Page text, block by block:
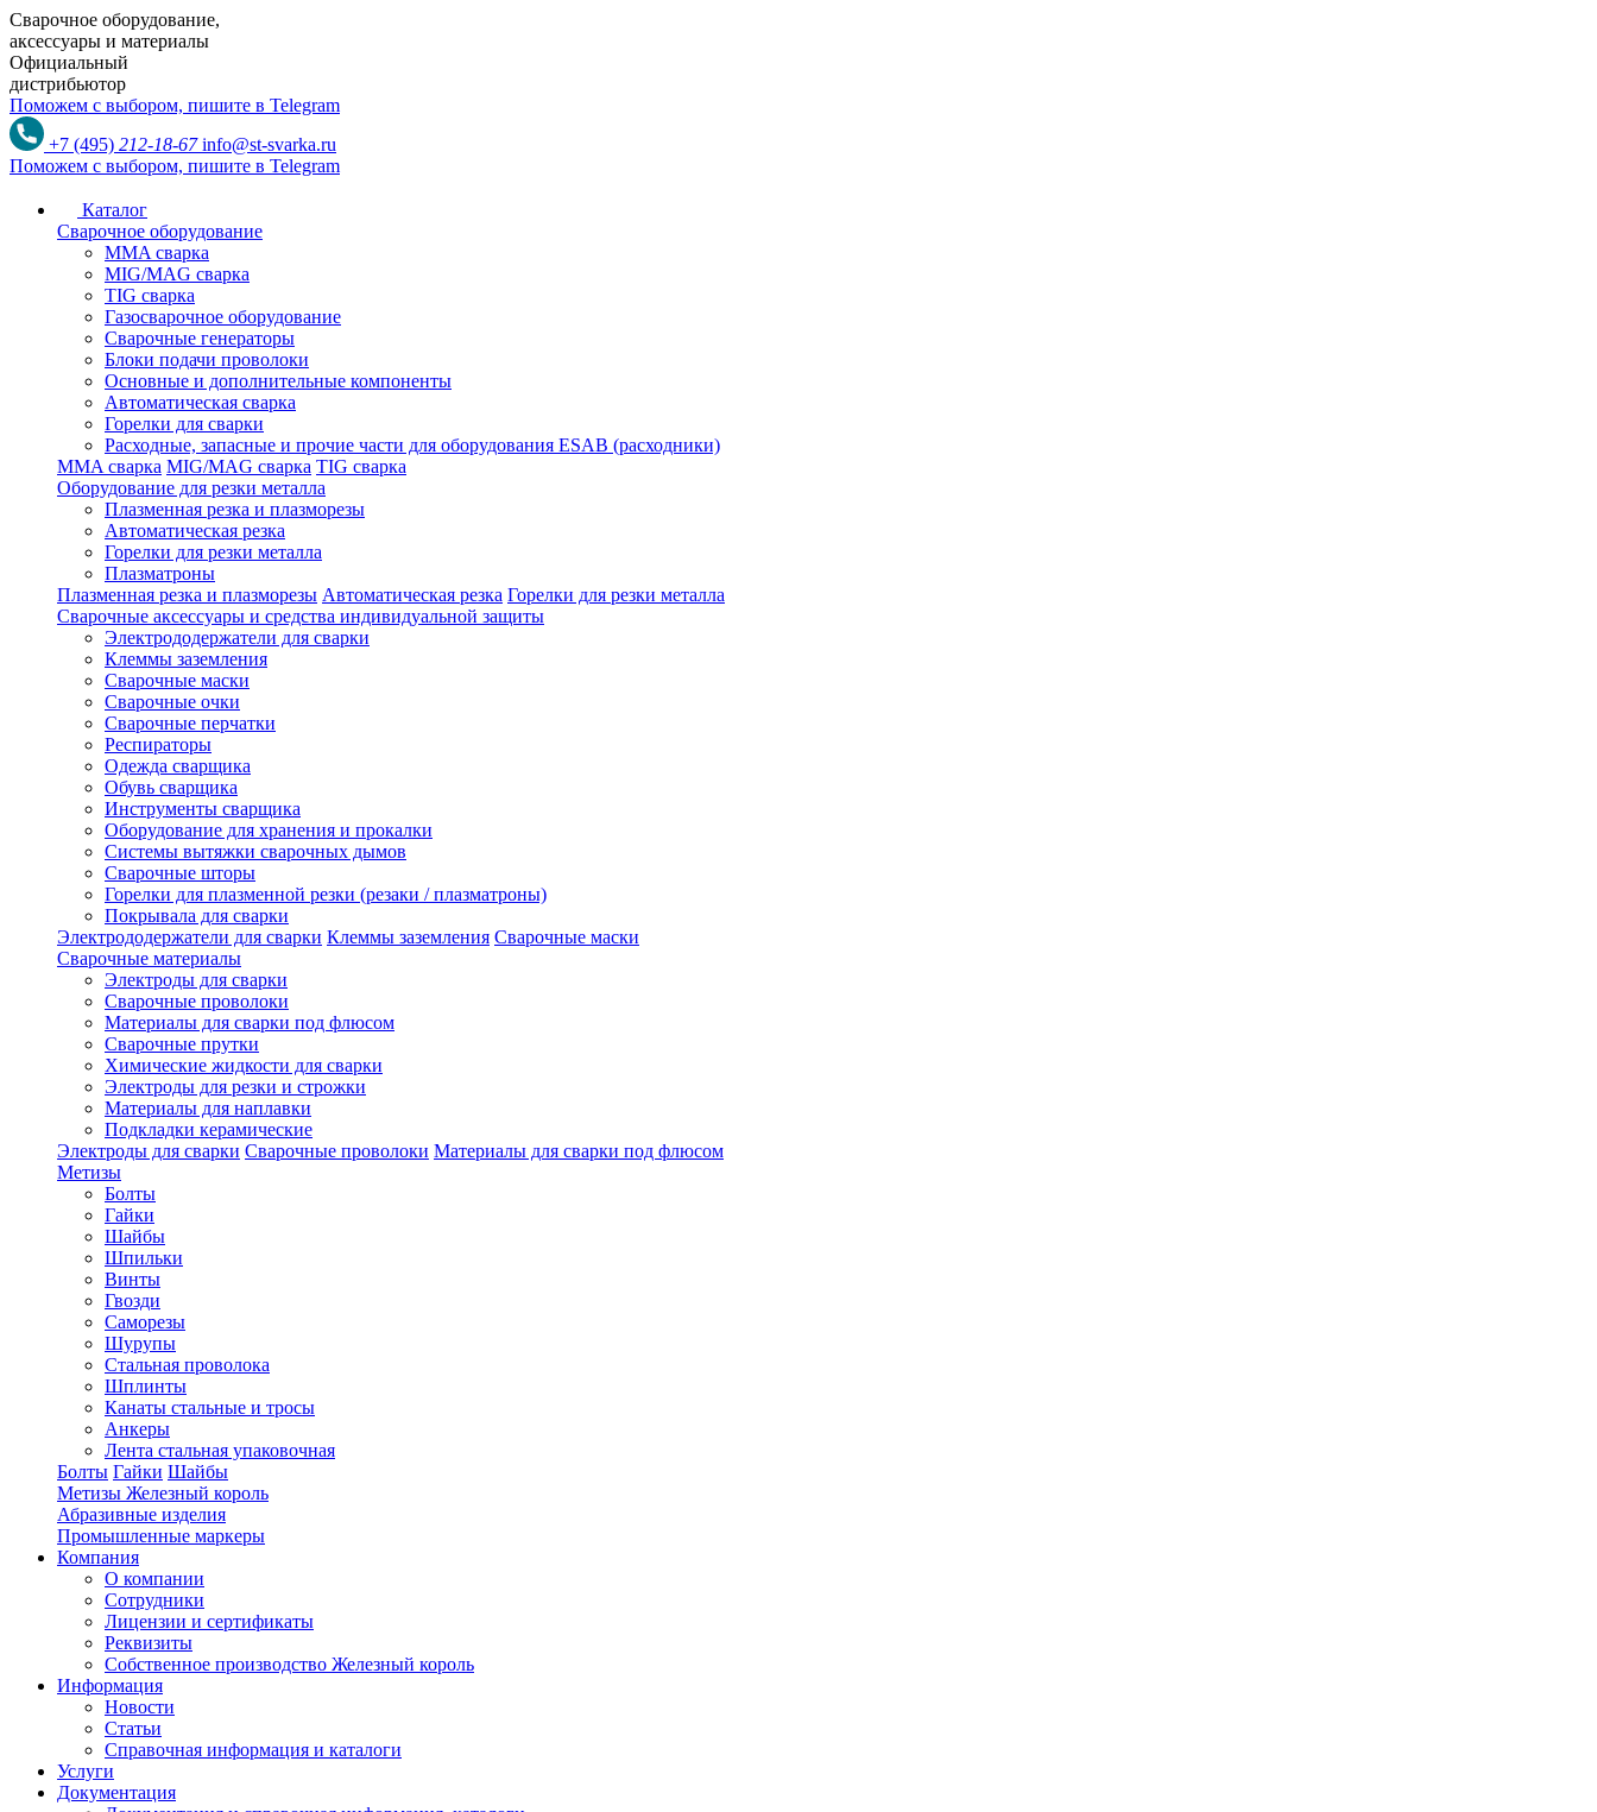
Сварочное оборудование,
аксессуары и материалы
Официальный
дистрибьютор
Поможем с выбором, пишите в Telegram
+7 (495) 212-18-67 info@st-svarka.ru
Поможем с выбором, пишите в Telegram
Каталог
Сварочное оборудование
MMA сварка
MIG/MAG сварка
TIG сварка
Газосварочное оборудование
Сварочные генераторы
Блоки подачи проволоки
Основные и дополнительные компоненты
Автоматическая сварка
Горелки для сварки
Расходные, запасные и прочие части для оборудования ESAB (расходники)
MMA сварка MIG/MAG сварка TIG сварка
Оборудование для резки металла
Плазменная резка и плазморезы
Автоматическая резка
Горелки для резки металла
Плазматроны
Плазменная резка и плазморезы Автоматическая резка Горелки для резки металла
Сварочные аксессуары и средства индивидуальной защиты
Электрододержатели для сварки
Клеммы заземления
Сварочные маски
Сварочные очки
Сварочные перчатки
Респираторы
Одежда сварщика
Обувь сварщика
Инструменты сварщика
Оборудование для хранения и прокалки
Системы вытяжки сварочных дымов
Сварочные шторы
Горелки для плазменной резки (резаки / плазматроны)
Покрывала для сварки
Электрододержатели для сварки Клеммы заземления Сварочные маски
Сварочные материалы
Электроды для сварки
Сварочные проволоки
Материалы для сварки под флюсом
Сварочные прутки
Химические жидкости для сварки
Электроды для резки и строжки
Материалы для наплавки
Подкладки керамические
Электроды для сварки Сварочные проволоки Материалы для сварки под флюсом
Метизы
Болты
Гайки
Шайбы
Шпильки
Винты
Гвозди
Саморезы
Шурупы
Стальная проволока
Шплинты
Канаты стальные и тросы
Анкеры
Лента стальная упаковочная
Болты Гайки Шайбы
Метизы Железный король
Абразивные изделия
Промышленные маркеры
Компания
О компании
Сотрудники
Лицензии и сертификаты
Реквизиты
Собственное производство Железный король
Информация
Новости
Статьи
Справочная информация и каталоги
Услуги
Документация